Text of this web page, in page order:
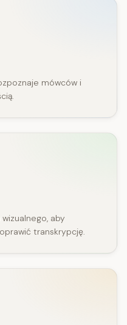
mówców i
aby
transkrypcję.